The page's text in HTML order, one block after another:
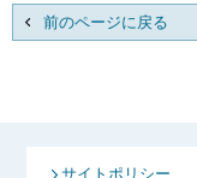
前のページに戻る
サイトポリシー